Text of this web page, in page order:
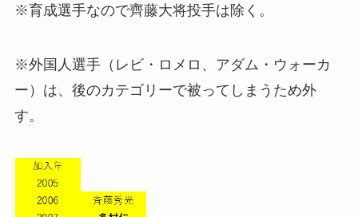
※育成選手なので齊藤大将投手は除く。
※外国人選手（レビ・ロメロ、アダム・ウォーカ
ー）は、後のカテゴリーで被ってしまうため外
す。